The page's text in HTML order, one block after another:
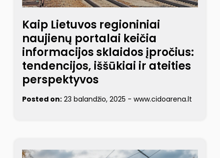
Kaip Lietuvos regioniniai
naujienų portalai keičia
informacijos sklaidos įpročius:
tendencijos, iššūkiai ir ateities
perspektyvos
Posted on: 23 balandžio, 2025 - www.cidoarena.lt